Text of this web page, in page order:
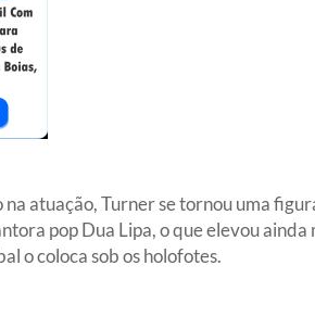
atuação, Turner se tornou uma
pop Dua Lipa, o que elevou
o coloca sob os holofotes.